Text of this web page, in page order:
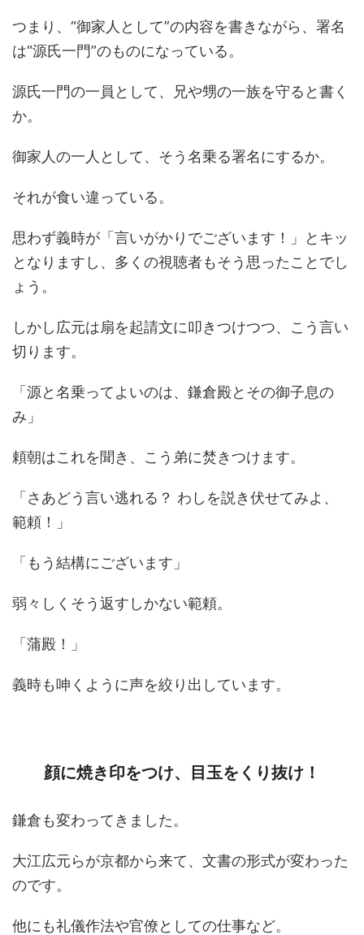
つまり、“御家人として”の内容を書きながら、署名
は“源氏一門”のものになっている。
源氏一門の一員として、兄や甥の一族を守ると書く
か。
御家人の一人として、そう名乗る署名にするか。
それが食い違っている。
思わず義時が「言いがかりでございます！」とキッ
となりますし、多くの視聴者もそう思ったことでし
ょう。
しかし広元は扇を起請文に叩きつけつつ、こう言い
切ります。
「源と名乗ってよいのは、鎌倉殿とその御子息の
み」
頼朝はこれを聞き、こう弟に焚きつけます。
「さあどう言い逃れる？ わしを説き伏せてみよ、
範頼！」
「もう結構にございます」
弱々しくそう返すしかない範頼。
「蒲殿！」
義時も呻くように声を絞り出しています。
顔に焼き印をつけ、目玉をくり抜け！
鎌倉も変わってきました。
大江広元らが京都から来て、文書の形式が変わった
のです。
他にも礼儀作法や官僚としての仕事など。